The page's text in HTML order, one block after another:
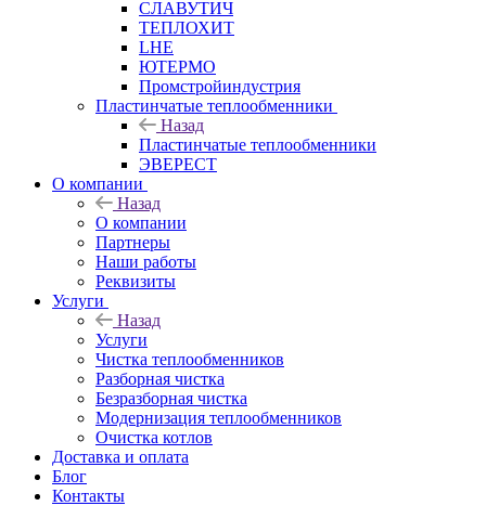
СЛАВУТИЧ
ТЕПЛОХИТ
LHE
ЮТЕРМО
Промстройиндустрия
Пластинчатые теплообменники
Назад
Пластинчатые теплообменники
ЭВЕРЕСТ
О компании
Назад
О компании
Партнеры
Наши работы
Реквизиты
Услуги
Назад
Услуги
Чистка теплообменников
Разборная чистка
Безразборная чистка
Модернизация теплообменников
Очистка котлов
Доставка и оплата
Блог
Контакты